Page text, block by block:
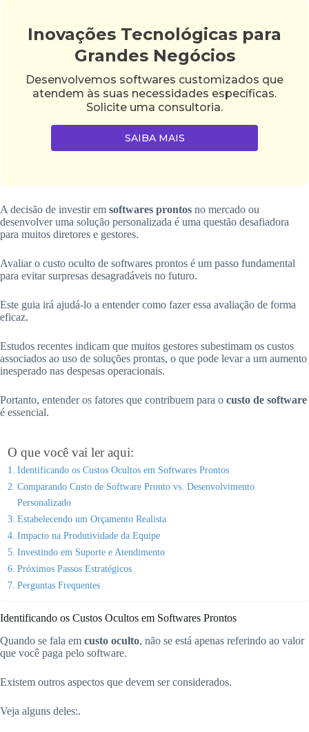
Inovações Tecnológicas para
Grandes Negócios
Desenvolvemos softwares customizados que
atendem às suas necessidades específicas.
Solicite uma consultoria.
SAIBA MAIS
A decisão de investir em softwares prontos no mercado ou
desenvolver uma solução personalizada é uma questão desafiadora
para muitos diretores e gestores.
Avaliar o custo oculto de softwares prontos é um passo fundamental
para evitar surpresas desagradáveis no futuro.
Este guia irá ajudá-lo a entender como fazer essa avaliação de forma
eficaz.
Estudos recentes indicam que muitos gestores subestimam os custos
associados ao uso de soluções prontas, o que pode levar a um aumento
inesperado nas despesas operacionais.
Portanto, entender os fatores que contribuem para o custo de software
é essencial.
O que você vai ler aqui:
Identificando os Custos Ocultos em Softwares Prontos
Comparando Custo de Software Pronto vs. Desenvolvimento
Personalizado
Estabelecendo um Orçamento Realista
Impacto na Produtividade da Equipe
Investindo em Suporte e Atendimento
Próximos Passos Estratégicos
Perguntas Frequentes
Identificando os Custos Ocultos em Softwares Prontos
Quando se fala em custo oculto, não se está apenas referindo ao valor
que você paga pelo software.
Existem outros aspectos que devem ser considerados.
Veja alguns deles:.